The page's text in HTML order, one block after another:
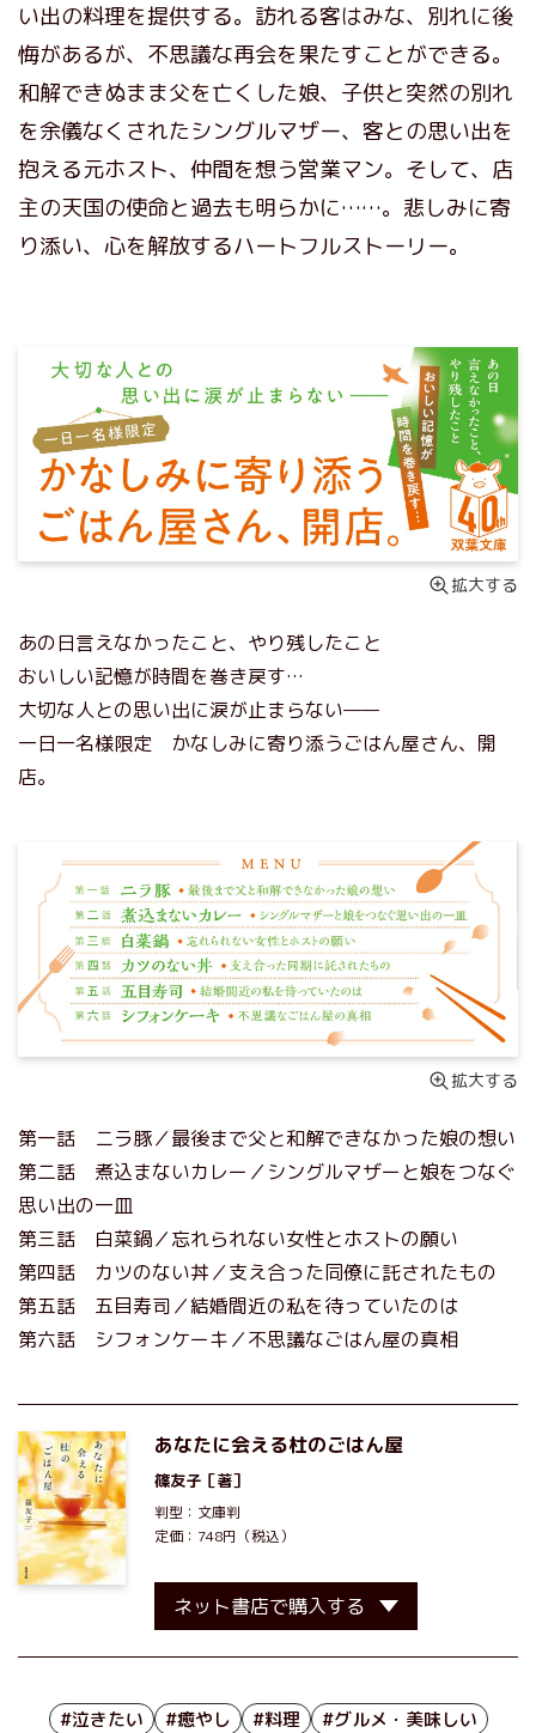
い出の料理を提供する。訪れる客はみな、別れに後
悔があるが、不思議な再会を果たすことができる。
和解できぬまま父を亡くした娘、子供と突然の別れ
を余儀なくされたシングルマザー、客との思い出を
抱える元ホスト、仲間を想う営業マン。そして、店
主の天国の使命と過去も明らかに……。悲しみに寄
り添い、心を解放するハートフルストーリー。
拡大する
あの日言えなかったこと、やり残したこと
おいしい記憶が時間を巻き戻す…
大切な人との思い出に涙が止まらない——
一日一名様限定 かなしみに寄り添うごはん屋さん、開
店。
拡大する
第一話 ニラ豚／最後まで父と和解できなかった娘の想い
第二話 煮込まないカレー／シングルマザーと娘をつなぐ
思い出の一皿
第三話 白菜鍋／忘れられない女性とホストの願い
第四話 カツのない丼／支え合った同僚に託されたもの
第五話 五目寿司／結婚間近の私を待っていたのは
第六話 シフォンケーキ／不思議なごはん屋の真相
あなたに会える杜のごはん屋
篠友子 ［著］
判型：文庫判
定価：748円（税込）
ネット書店で購入する
#泣きたい #癒やし #料理 #グルメ・美味しい